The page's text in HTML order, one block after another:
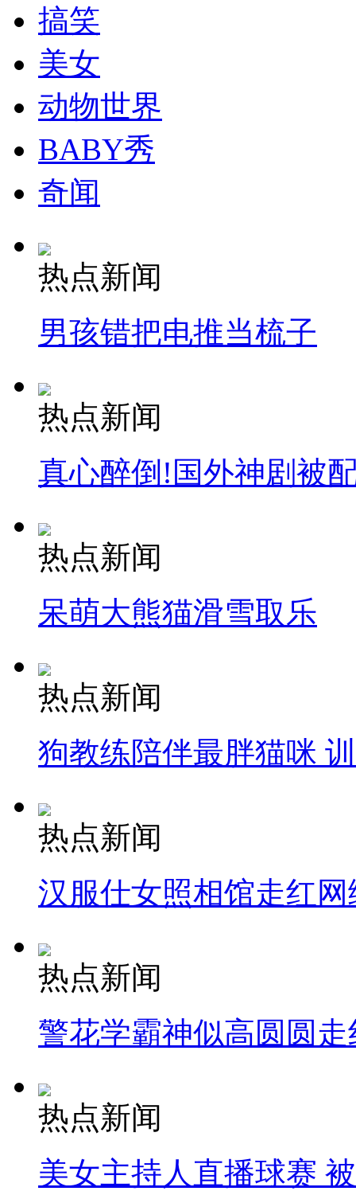
搞笑
美女
动物世界
BABY秀
奇闻
热点新闻
男孩错把电推当梳子
热点新闻
真心醉倒!国外神剧被
热点新闻
呆萌大熊猫滑雪取乐
热点新闻
狗教练陪伴最胖猫咪
热点新闻
汉服仕女照相馆走红网
热点新闻
警花学霸神似高圆圆走
热点新闻
美女主持人直播球赛